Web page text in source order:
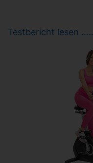
Testbericht lesen …..